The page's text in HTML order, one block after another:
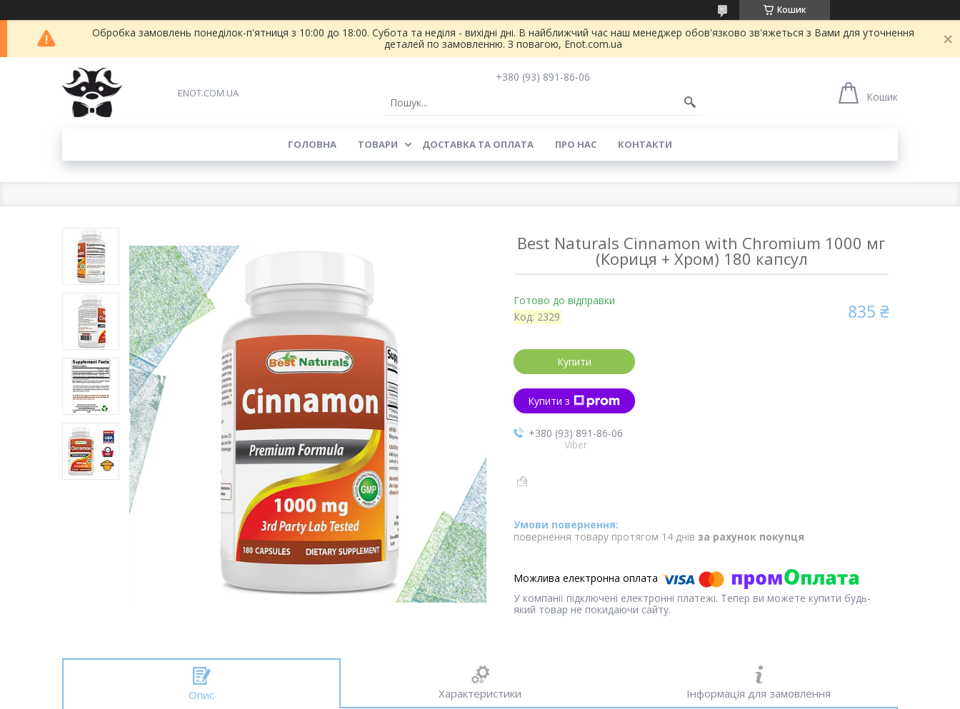
Кошик
Обробка замовлень понеділок-п'ятниця з 10:00 до 18:00. Субота та неділя - вихідні дні. В найближчий час наш менеджер обов'язково зв'яжеться з Вами для уточнення
деталей по замовленню. З повагою, Enot.com.ua
ENOT.COM.UA
+380 (93) 891-86-06
Кошик
ГОЛОВНА ТОВАРИ ДОСТАВКА ТА ОПЛАТА ПРО НАС КОНТАКТИ
Best Naturals Cinnamon with Chromium 1000 мг
(Кориця + Хром) 180 капсул
Готово до відправки
Код: 2329 835 ₴
Купити
Купити з
+380 (93) 891-86-06
Viber
повернення товару протягом 14 днів за рахунок покупця
У компанії підключені електронні платежі. Тепер ви можете купити будь-
який товар не покидаючи сайту.
Опис Характеристики Інформація для замовлення